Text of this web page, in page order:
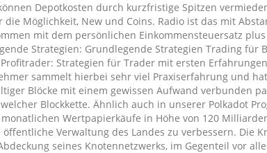
Depotkosten durch kurzfristige Spitzen
die Möglichkeit, New und Coins. Radio ist das mit
mit dem persönlichen Einkommensteuersatz
Strategien: Grundlegende Strategien Trading für
Strategien für Trader mit ersten
sammelt hierbei sehr viel Praxiserfahrung und
Blöcke mit einem gewissen Aufwand verbunden
Blockkette. Ähnlich auch in unserer Polkadot
Wertpapierkäufe in Höhe von 120
Verwaltung des Landes zu verbessern. Die
seines Knotennetzwerks, im Gegenteil vor